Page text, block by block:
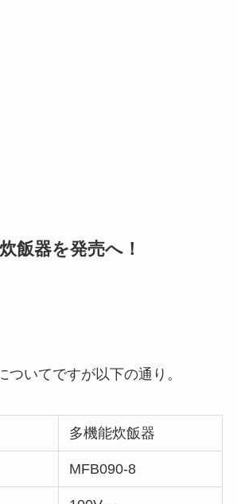
飯器を発売へ！
ついてですが以下の通り。
多機能炊飯器
MFB090-8